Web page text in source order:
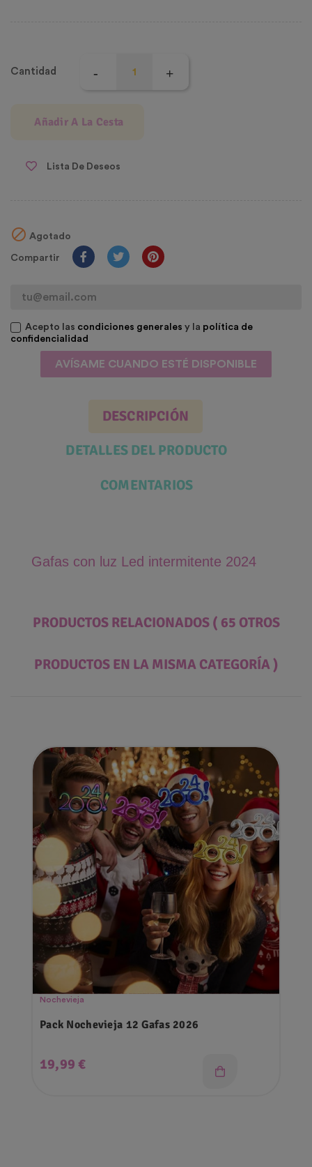
Cantidad
Añadir A La Cesta
Lista De Deseos
 Agotado
Compartir
Acepto las condiciones generales y la política de
confidencialidad
AVÍSAME CUANDO ESTÉ DISPONIBLE
DESCRIPCIÓN
DETALLES DEL PRODUCTO
COMENTARIOS
Gafas con luz Led intermitente 2024
PRODUCTOS RELACIONADOS ( 65 OTROS
PRODUCTOS EN LA MISMA CATEGORÍA )
Nochevieja
Pack Nochevieja 12 Gafas 2026
Precio
19,99 €